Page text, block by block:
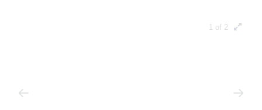
1 of 2